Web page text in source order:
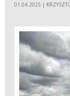
01.04.2025 |